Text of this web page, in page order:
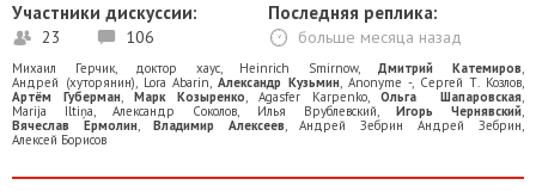
Участники дискуссии:
23 106
Последняя реплика:
больше месяца назад
Михаил Герчик, доктор хаус, Heinrich Smirnow,Дмитрий Катемиров,
Андрей (хуторянин), Lora Abarin,Александр Кузьмин, Anonyme -, Сергей Т. Козлов,
Артём Губерман, Марк Козыренко, Agasfer Karpenko, Ольга Шапаровская,
Marija Iltiņa,Александр Соколов, Илья Врублевский, Игорь Чернявский,
Вячеслав Ермолин, Владимир Алексеев,Андрей Зебрин Андрей Зебрин,
Алексей Борисов